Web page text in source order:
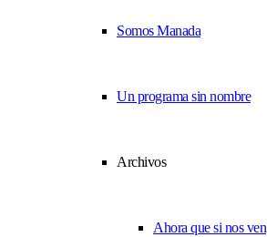
Somos Manada
Un programa sin nombre
Archivos
Ahora que si nos ven